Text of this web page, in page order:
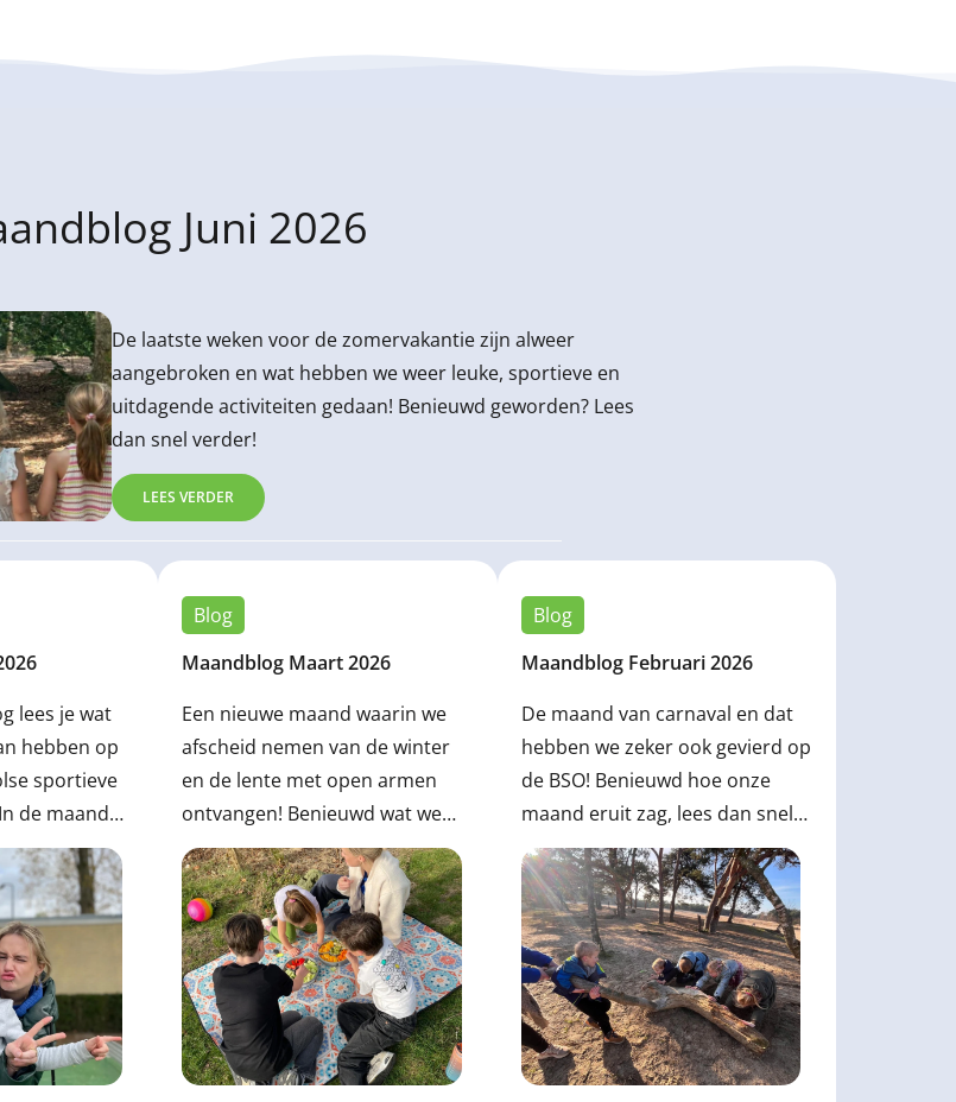
Juni 2026
De laatste weken voor de zomervakantie zijn alweer
aangebroken en wat hebben we weer leuke, sportieve en
uitdagende activiteiten gedaan! Benieuwd geworden? Lees
dan snel verder!
LEES VERDER
lees je wat
hebben op
sportieve
de maand
de
gedaan:
WMA
Kubben
je mee?
Blog
Maandblog Maart 2026
Een nieuwe maand waarin we
afscheid nemen van de winter
en de lente met open armen
ontvangen! Benieuwd wat we
allemaal gedaan hebben? Lees
dan gezellig verder.
Blog
Maandblog Februari 2026
De maand van carnaval en dat
hebben we zeker ook gevierd op
de BSO! Benieuwd hoe onze
maand eruit zag, lees dan snel
verder.